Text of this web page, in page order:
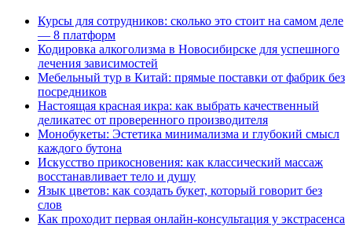
Курсы для сотрудников: сколько это стоит на самом деле
— 8 платформ
Кодировка алкоголизма в Новосибирске для успешного
лечения зависимостей
Мебельный тур в Китай: прямые поставки от фабрик без
посредников
Настоящая красная икра: как выбрать качественный
деликатес от проверенного производителя
Монобукеты: Эстетика минимализма и глубокий смысл
каждого бутона
Искусство прикосновения: как классический массаж
восстанавливает тело и душу
Язык цветов: как создать букет, который говорит без
слов
Как проходит первая онлайн-консультация у экстрасенса